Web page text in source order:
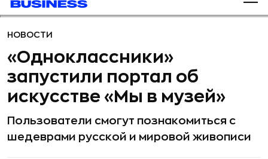
НОВОСТИ
«Одноклассники»
запустили портал об
искусстве «Мы в музей»
Пользователи смогут познакомиться с
шедеврами русской и мировой живописи